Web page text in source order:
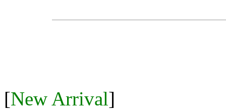
[New Arrival]